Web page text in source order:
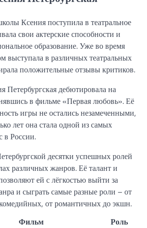
Ксения поступила в театральное
свои актерские способности и
образование. Уже во время
выступала в различных театральных
положительные отзывы критиков.
Петербургская дебютировала на
в фильме «Первая любовь». Её
игры не остались незамеченными,
лет она стала одной из самых
в России.
десятки успешных ролей
различных жанров. Её талант и
ей с лёгкостью выйти за
и сыграть самые разные роли – от
от романтичных до экшн.
Фильм
Роль